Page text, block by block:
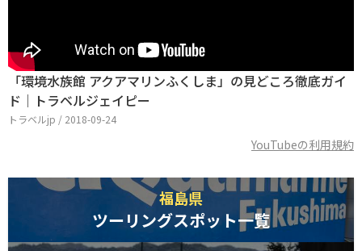
「環境水族館 アクアマリンふくしま」の見どころ徹底ガイ
ド│トラベルジェイピー
トラベルjp / 2018-09-24
YouTubeの利用規約
福島県
ツーリングスポット一覧